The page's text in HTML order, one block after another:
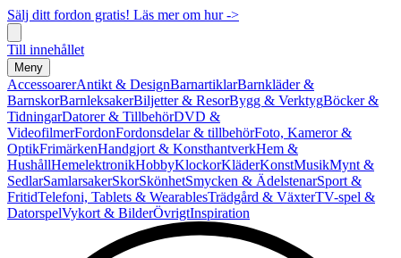
Sälj ditt fordon gratis! Läs mer om hur ->
Till innehållet
Meny
AccessoarerAntikt & DesignBarnartiklarBarnkläder &
BarnskorBarnleksakerBiljetter & ResorBygg & VerktygBöcker &
TidningarDatorer & TillbehörDVD &
VideofilmerFordonFordonsdelar & tillbehörFoto, Kameror &
OptikFrimärkenHandgjort & KonsthantverkHem &
HushållHemelektronikHobbyKlockorKläderKonstMusikMynt &
SedlarSamlarsakerSkorSkönhetSmycken & ÄdelstenarSport &
FritidTelefoni, Tablets & WearablesTrädgård & VäxterTV-spel &
DatorspelVykort & BilderÖvrigtInspiration